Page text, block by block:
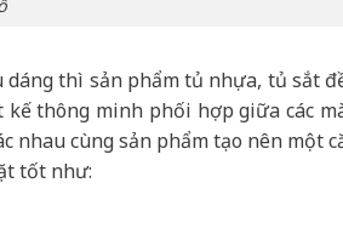
dáng thì sản phẩm tủ nhựa, tủ sắt
thông minh phối hợp giữa các
nhau cùng sản phẩm tạo nên một
tốt như: